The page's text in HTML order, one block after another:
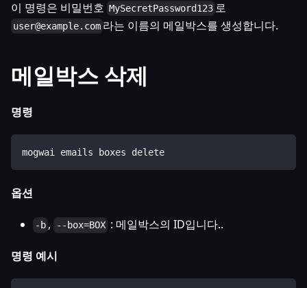
이 명령은 비밀번호 MySecretPassword123 로
user@example.com 라는 이름의 메일박스를 생성합니다.
메일박스 삭제
명령
mogwai emails boxes delete
옵션
-b , --box=BOX : 메일박스의 ID입니다..
명령 예시